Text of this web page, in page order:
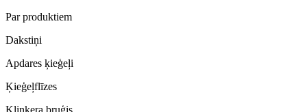
Par produktiem
Dakstiņi
Apdares ķieģeļi
Ķieģeļflīzes
Klinkera bruģis